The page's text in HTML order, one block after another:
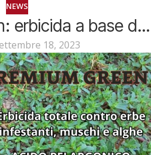
NEWS
erbicida a base di
18, 2023